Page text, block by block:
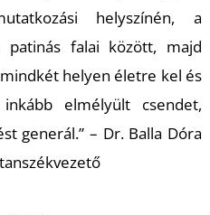
helyszínén, a
patinás falai között, majd
helyen életre kel és
elmélyült csendet,
generál.” – Dr. Balla Dóra